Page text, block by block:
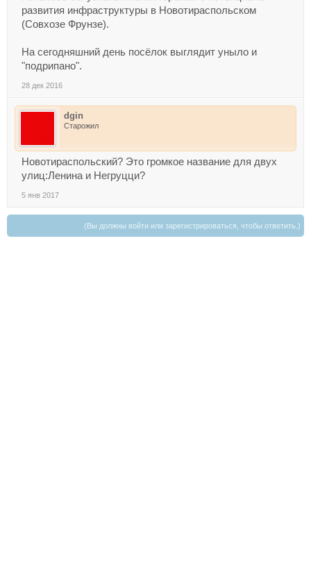
развития инфраструктуры в Новотираспольскoм
(Совхозе Фрунзе).
На сегодняшний день посёлок выглядит уныло и
"подрипано".
28 дек 2016
dgin
Старожил
Новотираспольский? Это громкое название для двух
улиц:Ленина и Негруцци?
5 янв 2017
(Вы должны войти или зарегистрироваться, чтобы ответить.)